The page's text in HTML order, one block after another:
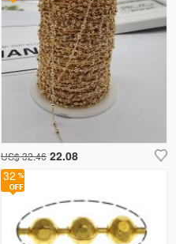
US$ 32.46 22.08
32